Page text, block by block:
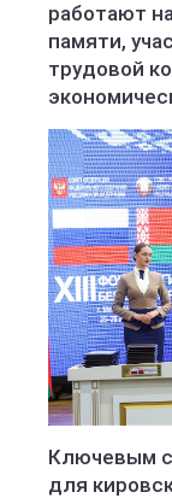
работают
памяти,
трудовой
Ключевым
для